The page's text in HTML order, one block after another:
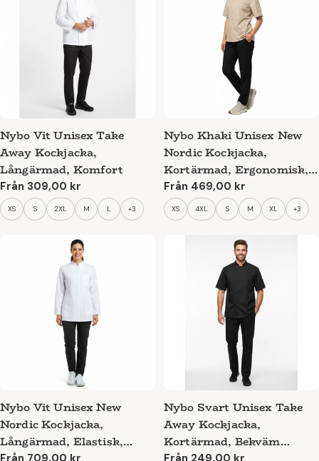
Nybo Vit Unisex Take
Away Kockjacka,
Långärmad, Komfort
Ordinarie
pris
Från 309,00 kr
XS S 2XL M L +3
Nybo Khaki Unisex New
Nordic Kockjacka,
Kortärmad, Ergonomisk,
Stretchbar
Ordinarie
pris
Från 469,00 kr
XS 4XL S M XL +3
Nybo Vit Unisex New
Nordic Kockjacka,
Långärmad, Elastisk,
Ordinarie
Från 709,00 kr
Nybo Svart Unisex Take
Away Kockjacka,
Kortärmad, Bekväm
Ordinarie
Från 249,00 kr